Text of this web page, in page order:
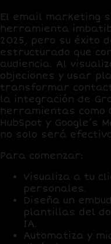
El email marketing
herramienta
2025, pero su éxito
estructurado que
audiencia. Al
objeciones y usar
transformar
la integración de
herramientas como
HubSpot y Google’s
no solo será
Para comenzar:
Visualiza a tu
personales.
Diseña un
plantillas del
IA.
Automatiza y